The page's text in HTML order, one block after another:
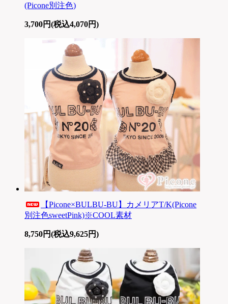
(Picone別注色)
3,700円(税込4,070円)
【Picone×BULBU-BU】カメリアT/K(Picone
別注色sweetPink)※COOL素材
8,750円(税込9,625円)